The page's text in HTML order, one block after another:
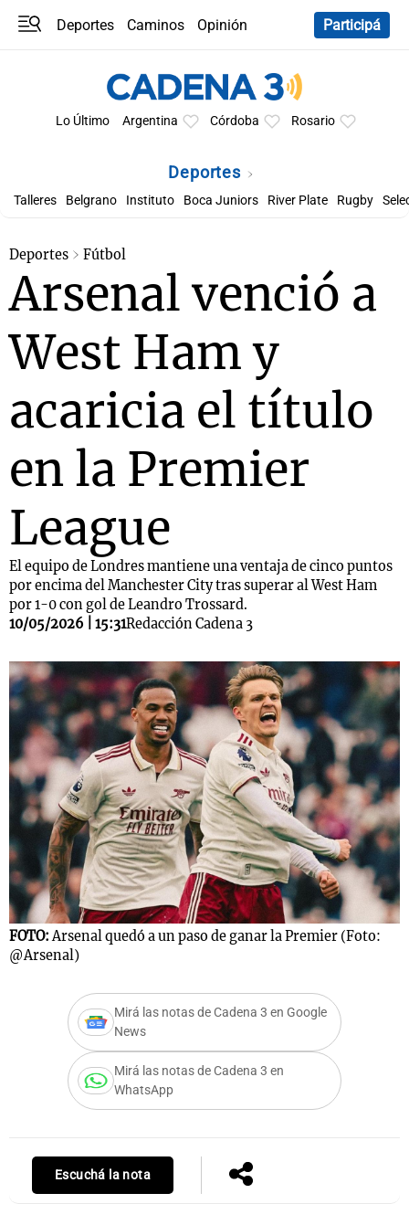
Deportes Caminos
Opinión
Participá
Lo Último Argentina Córdoba Rosario
Deportes
Talleres Belgrano Instituto Boca Juniors River Plate Rugby
Deportes Fútbol
Arsenal venció a
West Ham y
acaricia el título
en la Premier
League
El equipo de Londres mantiene una ventaja de cinco puntos
por encima del Manchester City tras superar al West Ham
por 1-0 con gol de Leandro Trossard.
10/05/2026 | 15:31Redacción Cadena 3
FOTO:Arsenal quedó a un paso de ganar la Premier (Foto:
@Arsenal)
Mirá las notas de Cadena 3 en Google
News
Mirá las notas de Cadena 3 en
WhatsApp
Escuchá la nota
Notas
Notas
La Sole en